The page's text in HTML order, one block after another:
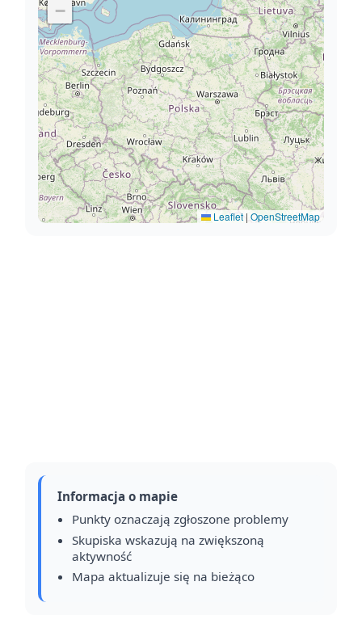
−
Leaflet | OpenStreetMap
Informacja o mapie
Punkty oznaczają zgłoszone problemy
Skupiska wskazują na zwiększoną
aktywność
Mapa aktualizuje się na bieżąco